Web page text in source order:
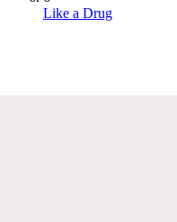
Like a Drug